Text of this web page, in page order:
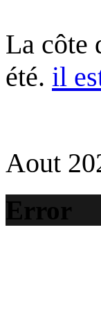
La côte
été. il
Aout
Error